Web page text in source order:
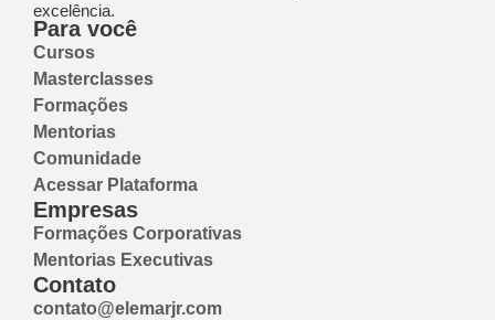
excelência.
Para você
Cursos
Masterclasses
Formações
Mentorias
Comunidade
Acessar Plataforma
Empresas
Formações Corporativas
Mentorias Executivas
Contato
contato@elemarjr.com